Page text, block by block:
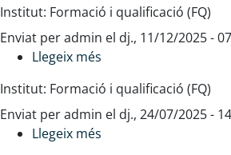
documentació
farmacèutica
de
riscos
l'organització
d'emergències
Institut: Formació i qualificació (FQ)
Enviat peradmin el dj., 11/12/2025 -
Llegeix més
d'emergència
Institut: Formació i qualificació (FQ)
Enviat peradmin el dj., 24/07/2025 -
Llegeix més